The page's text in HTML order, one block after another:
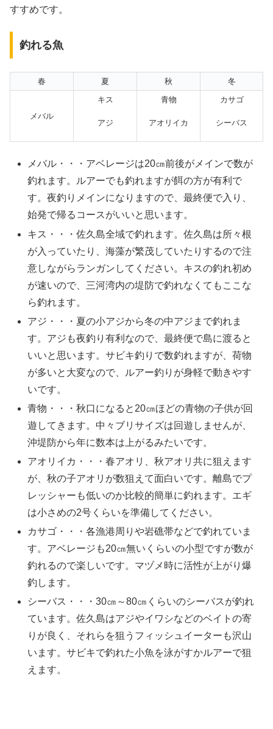
すすめです。
釣れる魚
春 夏 秋 冬
メバル
キス
アジ
青物
アオリイカ
カサゴ
シーバス
メバル・・・アベレージは20㎝前後がメインで数が
釣れます。ルアーでも釣れますが餌の方が有利で
す。夜釣りメインになりますので、最終便で入り、
始発で帰るコースがいいと思います。
キス・・・佐久島全域で釣れます。佐久島は所々根
が入っていたり、海藻が繁茂していたりするので注
意しながらランガンしてください。キスの釣れ初め
が速いので、三河湾内の堤防で釣れなくてもここな
ら釣れます。
アジ・・・夏の小アジから冬の中アジまで釣れま
す。アジも夜釣り有利なので、最終便で島に渡ると
いいと思います。サビキ釣りで数釣れますが、荷物
が多いと大変なので、ルアー釣りが身軽で動きやす
いです。
青物・・・秋口になると20㎝ほどの青物の子供が回
遊してきます。中々ブリサイズは回遊しませんが、
沖堤防から年に数本は上がるみたいです。
アオリイカ・・・春アオリ、秋アオリ共に狙えます
が、秋の子アオリが数狙えて面白いです。離島でプ
レッシャーも低いのか比較的簡単に釣れます。エギ
は小さめの2号くらいを準備してください。
カサゴ・・・各漁港周りや岩礁帯などで釣れていま
す。アベレージも20㎝無いくらいの小型ですが数が
釣れるので楽しいです。マヅメ時に活性が上がり爆
釣します。
シーバス・・・30㎝～80㎝くらいのシーバスが釣れ
ています。佐久島はアジやイワシなどのベイトの寄
りが良く、それらを狙うフィッシュイーターも沢山
います。サビキで釣れた小魚を泳がすかルアーで狙
えます。